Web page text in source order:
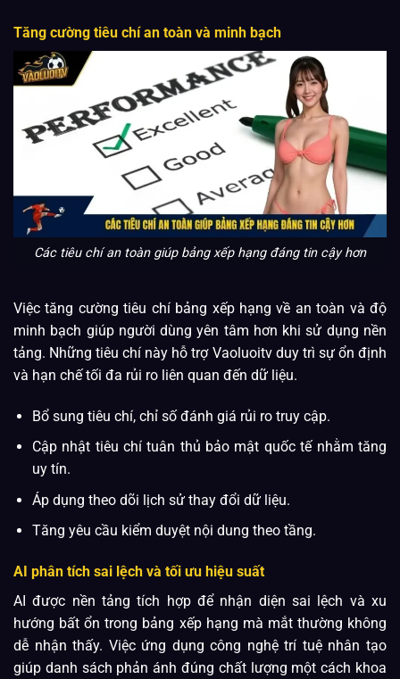
Tăng cường tiêu chí an toàn và minh bạch
Các tiêu chí an toàn giúp bảng xếp hạng đáng tin cậy hơn
Việc tăng cường tiêu chí bảng xếp hạng về an toàn và độ
minh bạch giúp người dùng yên tâm hơn khi sử dụng nền
tảng. Những tiêu chí này hỗ trợ Vaoluoitv duy trì sự ổn định
và hạn chế tối đa rủi ro liên quan đến dữ liệu.
Bổ sung tiêu chí, chỉ số đánh giá rủi ro truy cập.
Cập nhật tiêu chí tuân thủ bảo mật quốc tế nhằm tăng
uy tín.
Áp dụng theo dõi lịch sử thay đổi dữ liệu.
Tăng yêu cầu kiểm duyệt nội dung theo tầng.
AI phân tích sai lệch và tối ưu hiệu suất
AI được nền tảng tích hợp để nhận diện sai lệch và xu
hướng bất ổn trong bảng xếp hạng mà mắt thường không
dễ nhận thấy. Việc ứng dụng công nghệ trí tuệ nhân tạo
giúp danh sách phản ánh đúng chất lượng một cách khoa